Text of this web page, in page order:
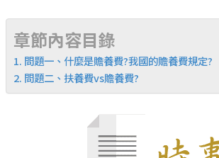
章節內容目錄
問題一、什麼是贍養費?我國的贍養費規定?
問題二、扶養費vs贍養費?